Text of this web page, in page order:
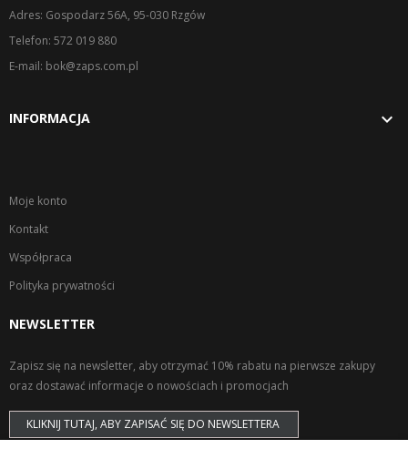
Adres: Gospodarz 56A, 95-030 Rzgów
Telefon: 572 019 880
E-mail: bok@zaps.com.pl
INFORMACJA 
Moje konto
Kontakt
Współpraca
Polityka prywatności
NEWSLETTER
Zapisz się na newsletter, aby otrzymać 10% rabatu na pierwsze zakupy
oraz dostawać informacje o nowościach i promocjach
KLIKNIJ TUTAJ, ABY ZAPISAĆ SIĘ DO NEWSLETTERA